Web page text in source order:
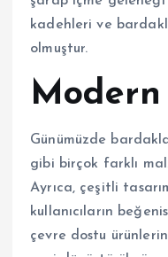
kadehleri ve
olmuştur.
Günümüzde
gibi birçok farklı
Ayrıca, çeşitli
kullanıcıların
çevre dostu